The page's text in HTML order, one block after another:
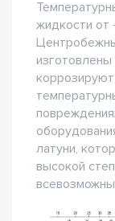
жидкости от
латуни,
высокой